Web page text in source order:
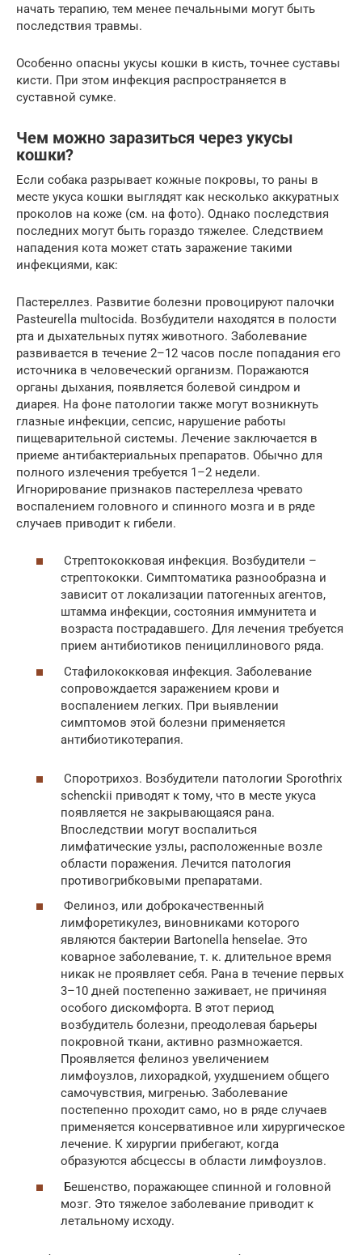
начать терапию, тем менее печальными могут быть
последствия травмы.
Особенно опасны укусы кошки в кисть, точнее суставы
кисти. При этом инфекция распространяется в
суставной сумке.
Чем можно заразиться через укусы
кошки?
Если собака разрывает кожные покровы, то раны в
месте укуса кошки выглядят как несколько аккуратных
проколов на коже (см. на фото). Однако последствия
последних могут быть гораздо тяжелее. Следствием
нападения кота может стать заражение такими
инфекциями, как:
Пастереллез. Развитие болезни провоцируют палочки
Pasteurella multocida. Возбудители находятся в полости
рта и дыхательных путях животного. Заболевание
развивается в течение 2–12 часов после попадания его
источника в человеческий организм. Поражаются
органы дыхания, появляется болевой синдром и
диарея. На фоне патологии также могут возникнуть
глазные инфекции, сепсис, нарушение работы
пищеварительной системы. Лечение заключается в
приеме антибактериальных препаратов. Обычно для
полного излечения требуется 1–2 недели.
Игнорирование признаков пастереллеза чревато
воспалением головного и спинного мозга и в ряде
случаев приводит к гибели.
Стрептококковая инфекция. Возбудители –
стрептококки. Симптоматика разнообразна и
зависит от локализации патогенных агентов,
штамма инфекции, состояния иммунитета и
возраста пострадавшего. Для лечения требуется
прием антибиотиков пенициллинового ряда.
Стафилококковая инфекция. Заболевание
сопровождается заражением крови и
воспалением легких. При выявлении
симптомов этой болезни применяется
антибиотикотерапия.
Споротрихоз. Возбудители патологии Sporothrix
schenckii приводят к тому, что в месте укуса
появляется не закрывающаяся рана.
Впоследствии могут воспалиться
лимфатические узлы, расположенные возле
области поражения. Лечится патология
противогрибковыми препаратами.
Фелиноз, или доброкачественный
лимфоретикулез, виновниками которого
являются бактерии Bartonella henselae. Это
коварное заболевание, т. к. длительное время
никак не проявляет себя. Рана в течение первых
3–10 дней постепенно заживает, не причиняя
особого дискомфорта. В этот период
возбудитель болезни, преодолевая барьеры
покровной ткани, активно размножается.
Проявляется фелиноз увеличением
лимфоузлов, лихорадкой, ухудшением общего
самочувствия, мигренью. Заболевание
постепенно проходит само, но в ряде случаев
применяется консервативное или хирургическое
лечение. К хирургии прибегают, когда
образуются абсцессы в области лимфоузлов.
Бешенство, поражающее спинной и головной
мозг. Это тяжелое заболевание приводит к
летальному исходу.